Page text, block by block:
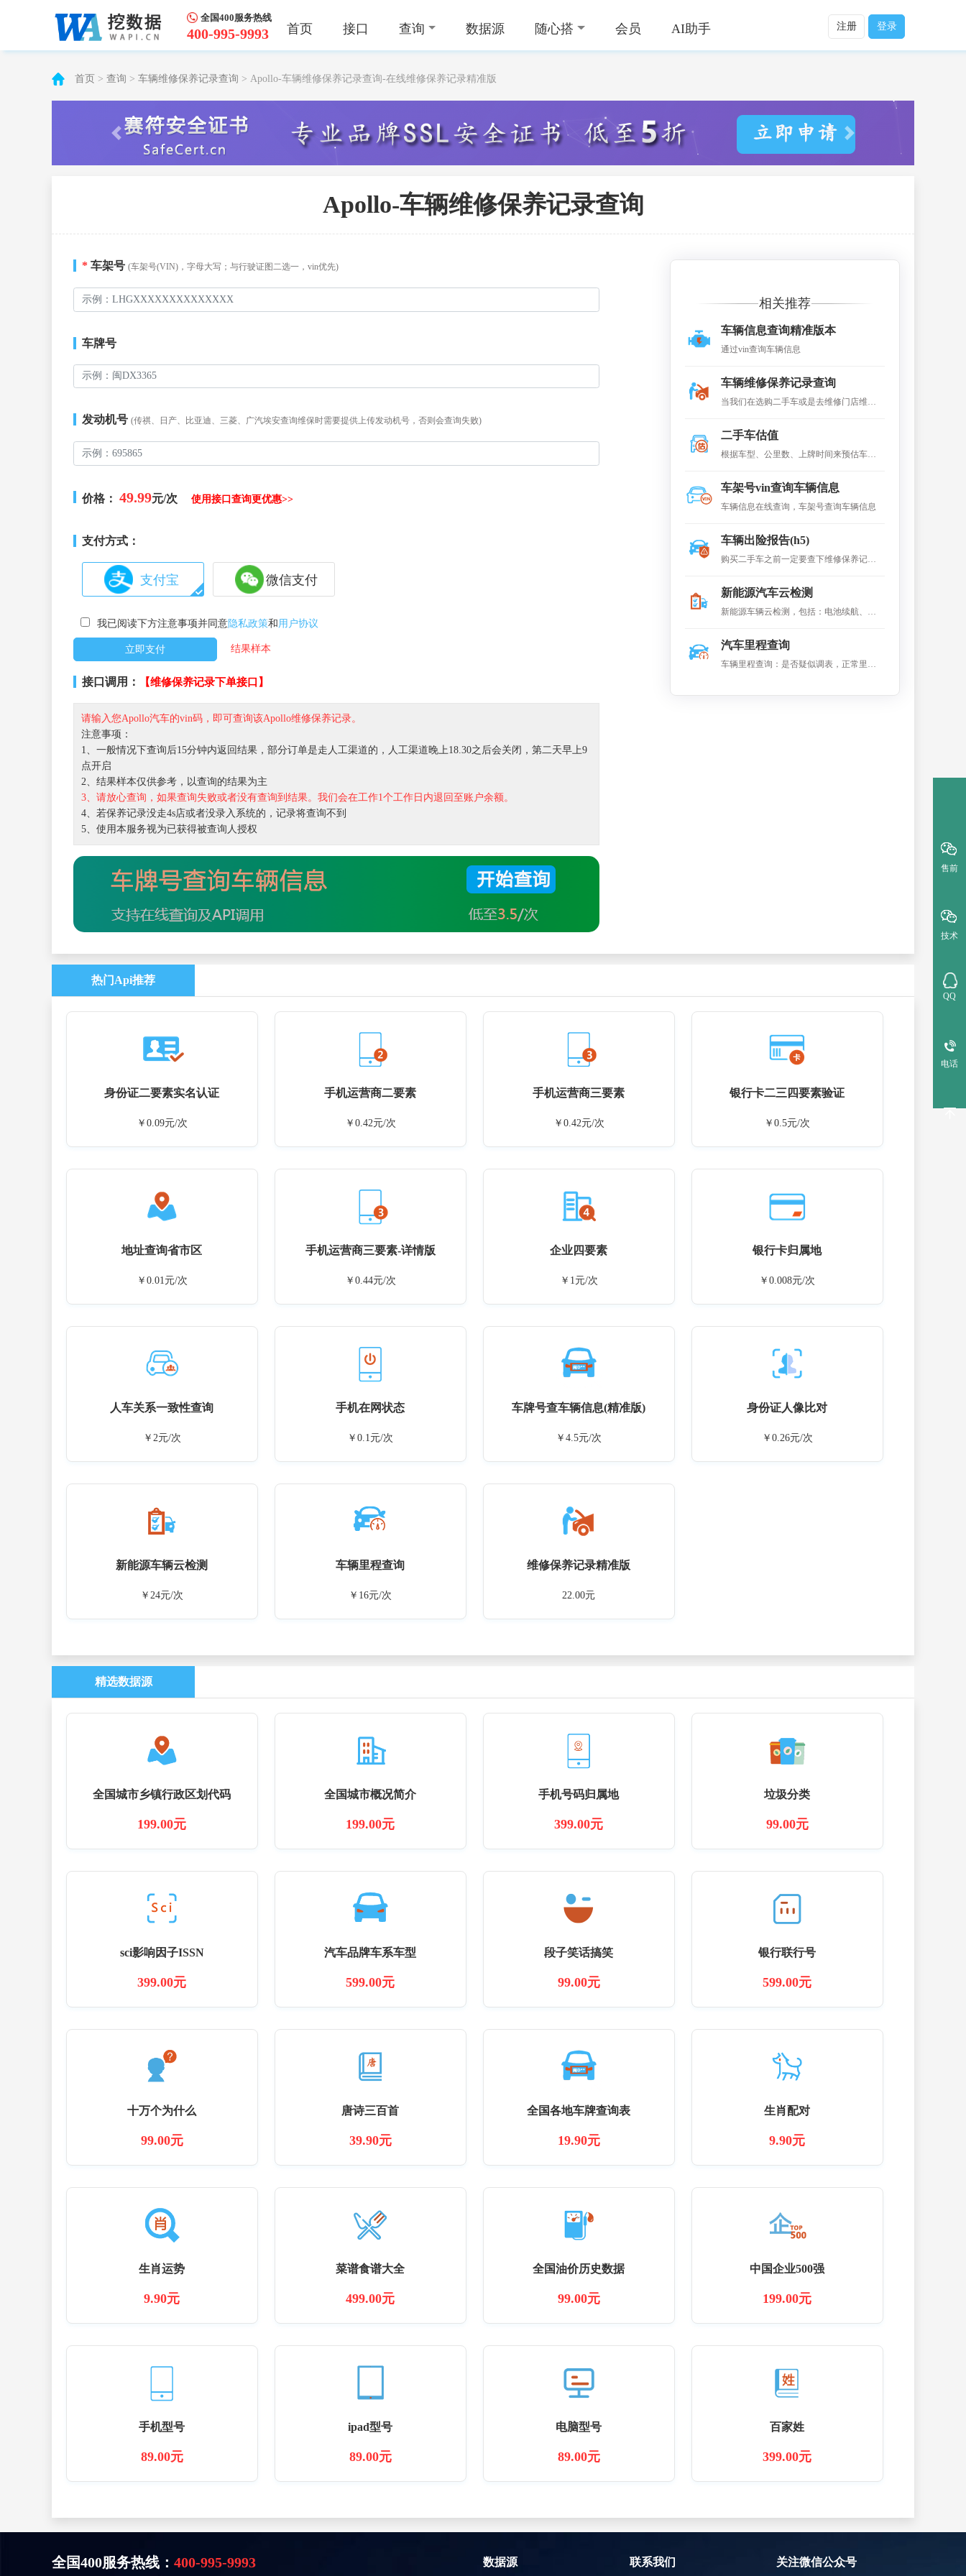
全国400服务热线
400-995-9993 首页 接口 查询 数据源 随心搭 会员 AI助手 注册 登录
首页 > 查询 > 车辆维修保养记录查询 > Apollo-车辆维修保养记录查询-在线维修保养记录精准版
Apollo-车辆维修保养记录查询
* 车架号 (车架号(VIN)，字母大写；与行驶证图二选一，vin优先)
车牌号
发动机号 (传祺、日产、比亚迪、三菱、广汽埃安查询维保时需要提供上传发动机号，否则会查询失败)
价格： 49.99元/次 使用接口查询更优惠>>
支付方式：
支付宝 微信支付
我已阅读下方注意事项并同意隐私政策和 用户协议
结果样本
接口调用： 【维修保养记录下单接口】
请输入您Apollo汽车的vin码，即可查询该Apollo维修保养记录。
注意事项：
1、一般情况下查询后15分钟内返回结果，部分订单是走人工渠道的，人工渠道晚上18.30之后会关闭，第二天早上9
点开启
2、结果样本仅供参考，以查询的结果为主
3、请放心查询，如果查询失败或者没有查询到结果。我们会在工作1个工作日内退回至账户余额。
4、若保养记录没走4s店或者没录入系统的，记录将查询不到
5、使用本服务视为已获得被查询人授权
相关推荐
车辆信息查询精准版本
通过vin查询车辆信息
车辆维修保养记录查询
当我们在选购二手车或是去维修门店维修
查维保不仅能帮助更快更准确地查出维修
故障，还是二手车好坏辨别中的得力帮
二手车估值
根据车型、公里数、上牌时间来预估车辆
商收车价。
车架号vin查询车辆信息
车辆信息在线查询，车架号查询车辆信息
车辆出险报告(h5)
购买二手车之前一定要查下维修保养记录
辆的交强险,否则发生事故交强险损失首先
由车主买单
新能源汽车云检测
新能源车辆云检测，包括：电池续航、电
数、循环次数 等数据。
汽车里程查询
车辆里程查询：是否疑似调表，正常里程
热门Api推荐
身份证二要素实名认证
￥0.09元/次
手机运营商二要素
￥0.42元/次
手机运营商三要素
￥0.42元/次
银行卡二三四要素验证
￥0.5元/次
地址查询省市区
￥0.01元/次
手机运营商三要素-详情版
￥0.44元/次
企业四要素
￥1元/次
银行卡归属地
￥0.008元/次
人车关系一致性查询
￥2元/次
手机在网状态
￥0.1元/次
车牌号查车辆信息(精准版)
￥4.5元/次
身份证人像比对
￥0.26元/次
新能源车辆云检测
￥24元/次
车辆里程查询
￥16元/次
维修保养记录精准版
22.00元
精选数据源
全国城市乡镇行政区划代码
199.00元
全国城市概况简介
199.00元
手机号码归属地
399.00元
垃圾分类
99.00元
sci影响因子ISSN
399.00元
汽车品牌车系车型
599.00元
段子笑话搞笑
99.00元
银行联行号
599.00元
十万个为什么
99.00元
唐诗三百首
39.90元
全国各地车牌查询表
19.90元
生肖配对
9.90元
生肖运势
9.90元
菜谱食谱大全
499.00元
全国油价历史数据
99.00元
中国企业500强
199.00元
手机型号
89.00元
ipad型号
89.00元
电脑型号
89.00元
百家姓
399.00元
全国400服务热线： 400-995-9993 数据源 联系我们 关注微信公众号
售前
技术
QQ
电话